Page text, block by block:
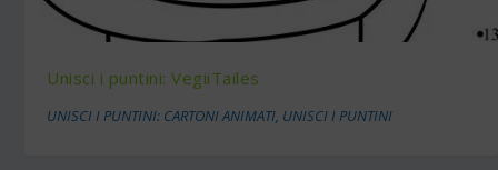
Unisci i puntini: VegiiTailes
UNISCI I PUNTINI: CARTONI ANIMATI, UNISCI I PUNTINI